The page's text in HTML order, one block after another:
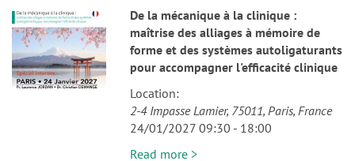
De la mécanique à la clinique :
maîtrise des alliages à mémoire de
forme et des systèmes autoligaturants
pour accompagner l'efficacité clinique
Location
2-4 Impasse Lamier 75011 Paris France
24/01/2027 09:30 - 18:00
Read more >